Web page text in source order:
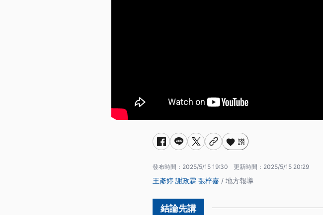
讚
發布時間： 2025/5/15 19:30 更新時間： 2025/5/15 20:29
王彥婷 謝政霖 張梓嘉 / 地方報導